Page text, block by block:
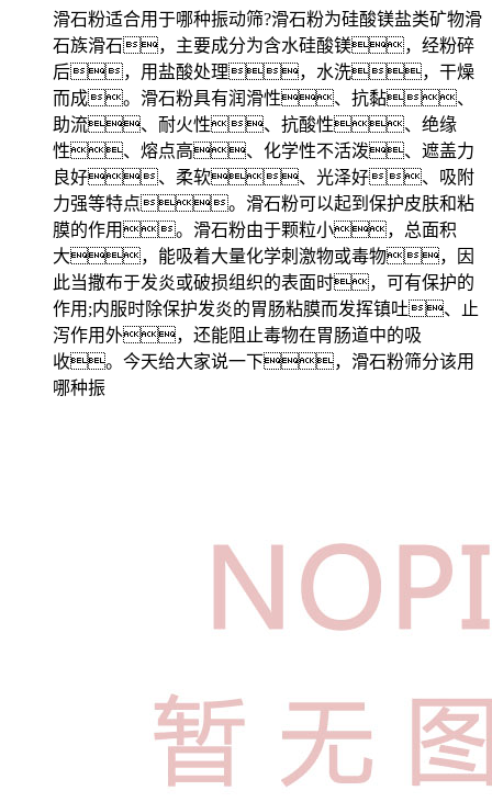
滑石粉适合用于哪种振动筛?滑石粉为硅酸镁盐类矿物滑
石族滑石，主要成分为含水硅酸镁，经粉碎
后，用盐酸处理，水洗，干燥
而成。滑石粉具有润滑性、抗黏、
助流、耐火性、抗酸性、绝缘
性、熔点高、化学性不活泼、遮盖力
良好、柔软、光泽好、吸附
力强等特点。滑石粉可以起到保护皮肤和粘
膜的作用。滑石粉由于颗粒小，总面积
大，能吸着大量化学刺激物或毒物，因
此当撒布于发炎或破损组织的表面时，可有保护的
作用;内服时除保护发炎的胃肠粘膜而发挥镇吐、止
泻作用外，还能阻止毒物在胃肠道中的吸
收。今天给大家说一下，滑石粉筛分该用
哪种振